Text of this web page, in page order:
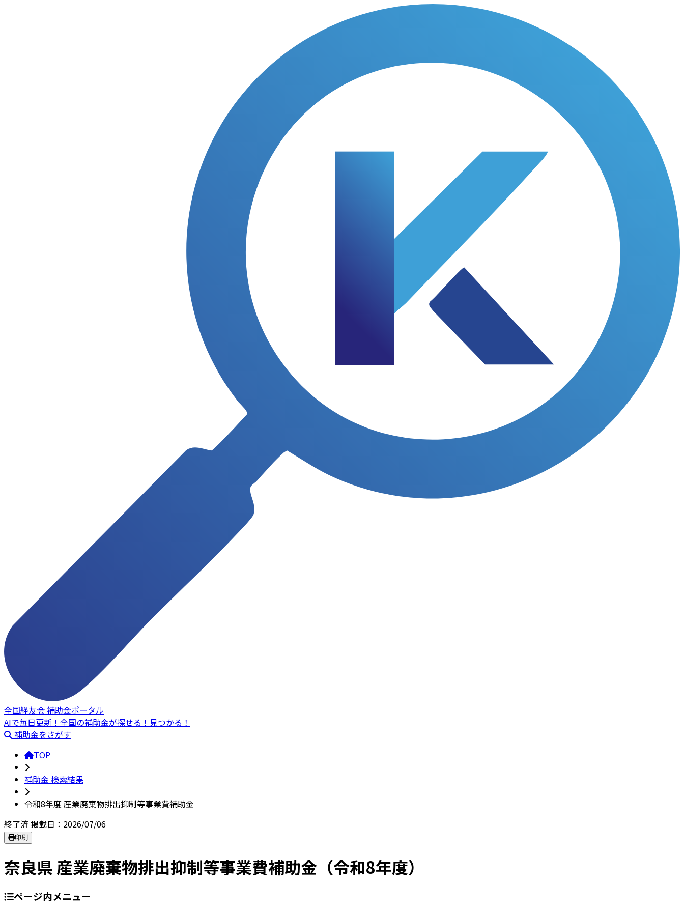
全国経友会 補助金ポータル
AIで毎日更新！全国の補助金が探せる！見つかる！
補助金をさがす
TOP
補助金 検索結果
令和8年度 産業廃棄物排出抑制等事業費補助金
終了済掲載日：2026/07/06
印刷
奈良県 産業廃棄物排出抑制等事業費補助金（令和8年度）
ページ内メニュー